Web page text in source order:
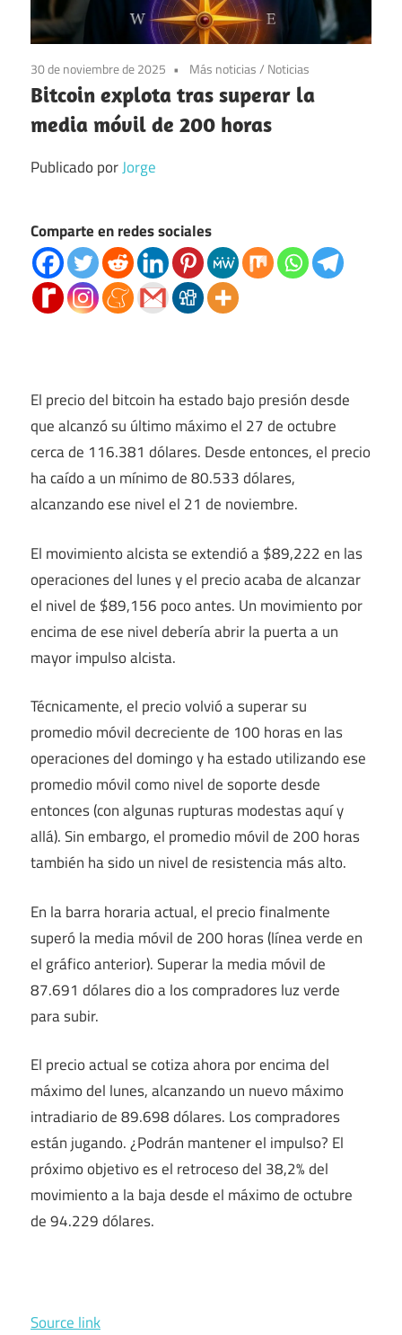
30 de noviembre de 2025 Más noticias/ Noticias
Bitcoin explota tras superar la
media móvil de 200 horas
Publicado porJorge
Comparte en redes sociales
El precio del bitcoin ha estado bajo presión desde
que alcanzó su último máximo el 27 de octubre
cerca de 116.381 dólares. Desde entonces, el precio
ha caído a un mínimo de 80.533 dólares,
alcanzando ese nivel el 21 de noviembre.
El movimiento alcista se extendió a $89,222 en las
operaciones del lunes y el precio acaba de alcanzar
el nivel de $89,156 poco antes. Un movimiento por
encima de ese nivel debería abrir la puerta a un
mayor impulso alcista.
Técnicamente, el precio volvió a superar su
promedio móvil decreciente de 100 horas en las
operaciones del domingo y ha estado utilizando ese
promedio móvil como nivel de soporte desde
entonces (con algunas rupturas modestas aquí y
allá). Sin embargo, el promedio móvil de 200 horas
también ha sido un nivel de resistencia más alto.
En la barra horaria actual, el precio finalmente
superó la media móvil de 200 horas (línea verde en
el gráfico anterior). Superar la media móvil de
87.691 dólares dio a los compradores luz verde
para subir.
El precio actual se cotiza ahora por encima del
máximo del lunes, alcanzando un nuevo máximo
intradiario de 89.698 dólares. Los compradores
están jugando. ¿Podrán mantener el impulso? El
próximo objetivo es el retroceso del 38,2% del
movimiento a la baja desde el máximo de octubre
de 94.229 dólares.
Source link